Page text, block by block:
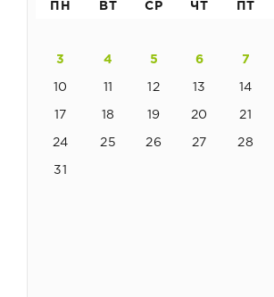
ПН ВТ СР ЧТ ПТ
3 4 5 6 7
10 11 12 13 14
17 18 19 20 21
24 25 26 27 28
31